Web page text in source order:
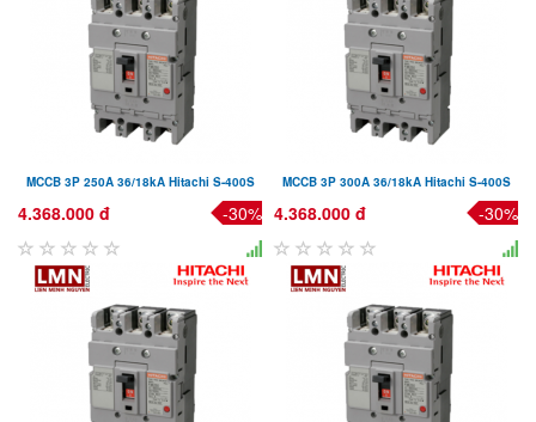
MCCB 3P 250A 36/18kA Hitachi S-400S
4.368.000 đ -30%
MCCB 3P 300A 36/18kA Hitachi S-400S
4.368.000 đ -30%